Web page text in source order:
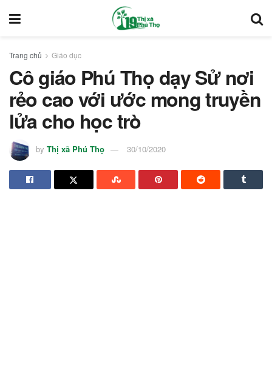
Trang chủ Giáo dục
Cô giáo Phú Thọ dạy Sử nơi
rẻo cao với ước mong truyền
lửa cho học trò
by Thị xã Phú Thọ 30/10/2020